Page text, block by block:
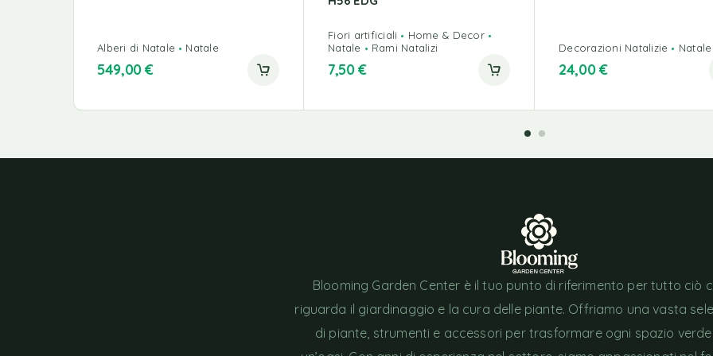
Alberi di Natale Natale
549,00€
Fiori artificiali
Home & Decor
Natale
Rami Natalizi
7,50€
Decorazioni Natalizie Natale
24,00€
Blooming Garden Center è il tuo punto di riferimento per tutto ciò
riguarda il giardinaggio e la cura delle piante. Offriamo una vasta
di piante, strumenti e accessori per trasformare ogni spazio verde